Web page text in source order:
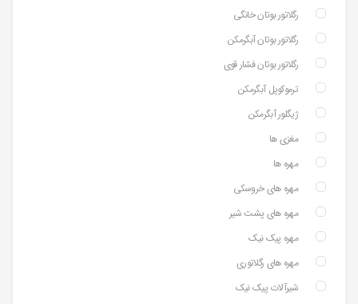
رگلاتور بوتان خانگی
رگلاتور بوتان آبگرمکن
رگلاتور بوتان فشار قوی
ترموکوپل آبگرمکن
ژیگلور آبگرمکن
مغزی ها
مهره ها
مهره های خروسکی
مهره های پشت شیر
مهره پیک نیک
مهره های رگلاتوری
شیرآلات پیک نیک